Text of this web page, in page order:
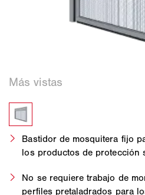
Bastidor de mosquitera fijo
los productos de protección
No se requiere trabajo de
perfiles pretaladrados para